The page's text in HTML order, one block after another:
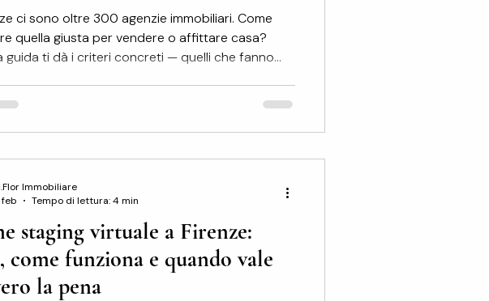
ci sono oltre 300 agenzie immobiliari. Come
quella giusta per vendere o affittare casa?
guida ti dà i criteri concreti — quelli che fanno
un'agenzia o faccio da solo? Se la risposta è
staging virtuale a Firenze:
come funziona e quando vale
la pena
Immobiliare
feb
Tempo di lettura: 4 min